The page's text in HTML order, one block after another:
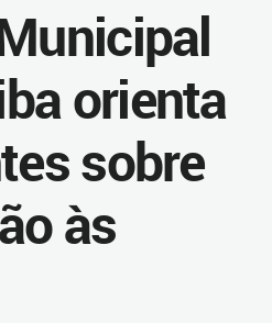
orienta
sobre
às